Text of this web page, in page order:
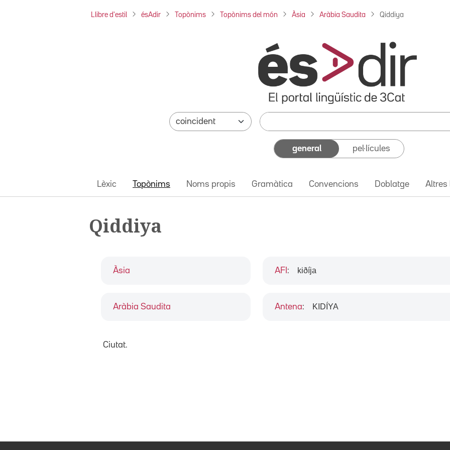
Llibre d'estil ésAdir Topònims Topònims del món Àsia Aràbia Saudita Qiddiya
general pel·lícules
Lèxic Topònims Noms propis Gramàtica Convencions Doblatge Altres
Qiddiya
Àsia
Aràbia Saudita
AFI : kiðíja
Antena: KIDÍYA
Ciutat.